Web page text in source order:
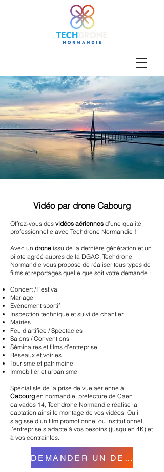
Vidéo par drone Cabourg
Offrez-vous des vidéos aériennes d’une qualité
professionnelle avec Techdrone Normandie !
Avec un drone issu de la dernière génération et un
pilote agréé auprès de la DGAC, Techdrone
Normandie vous propose de réaliser tous types de
films et reportages quelle que soit votre demande :
Concert / Festival
Mariage
Evénement sportif
Inspection technique et suivi de chantier
Mairies
Feu d'artifice / Spectacles
Salons / Conventions
Séminaires et films d'entreprise
Réseaux et voiries
Tourisme et patrimoine
Immobilier et urbanisme
Spécialiste de la prise de vue aérienne à
Cabourg en normandie, prefecture de Caen
calvados 14, Techdrone Normandie réalise la
captation ainsi le montage de vos vidéos. Qu'il
s'agisse d'un film promotionnel ou institutionnel,
l'entreprise s'adapte à vos besoins (jusqu'en 4K) et
à vos contraintes.
DEMANDER UN DEVIS